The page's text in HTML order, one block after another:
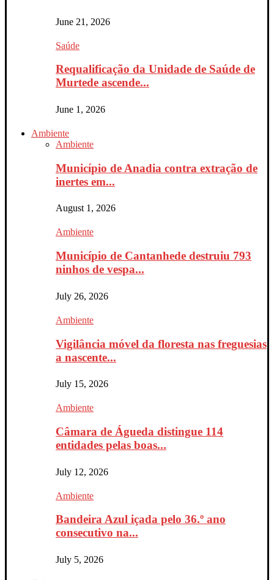
June 21, 2026
Saúde
Requalificação da Unidade de Saúde de
Murtede ascende...
June 1, 2026
Ambiente
Ambiente
Município de Anadia contra extração de
inertes em...
August 1, 2026
Ambiente
Município de Cantanhede destruiu 793
ninhos de vespa...
July 26, 2026
Ambiente
Vigilância móvel da floresta nas freguesias
a nascente...
July 15, 2026
Ambiente
Câmara de Águeda distingue 114
entidades pelas boas...
July 12, 2026
Ambiente
Bandeira Azul içada pelo 36.º ano
consecutivo na...
July 5, 2026